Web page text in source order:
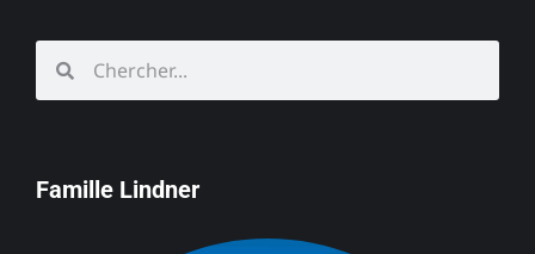
Famille Lindner